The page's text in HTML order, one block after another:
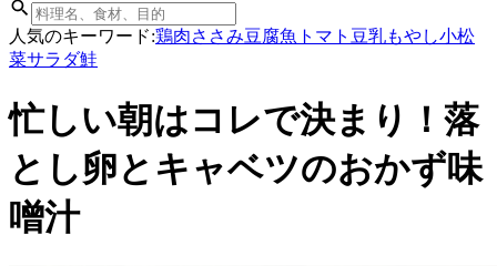
人気のキーワード:鶏肉ささみ豆腐魚 トマト 豆乳もやし小松
菜サラダ鮭
忙しい朝はコレで決まり！落
とし卵とキャベツのおかず味
噌汁